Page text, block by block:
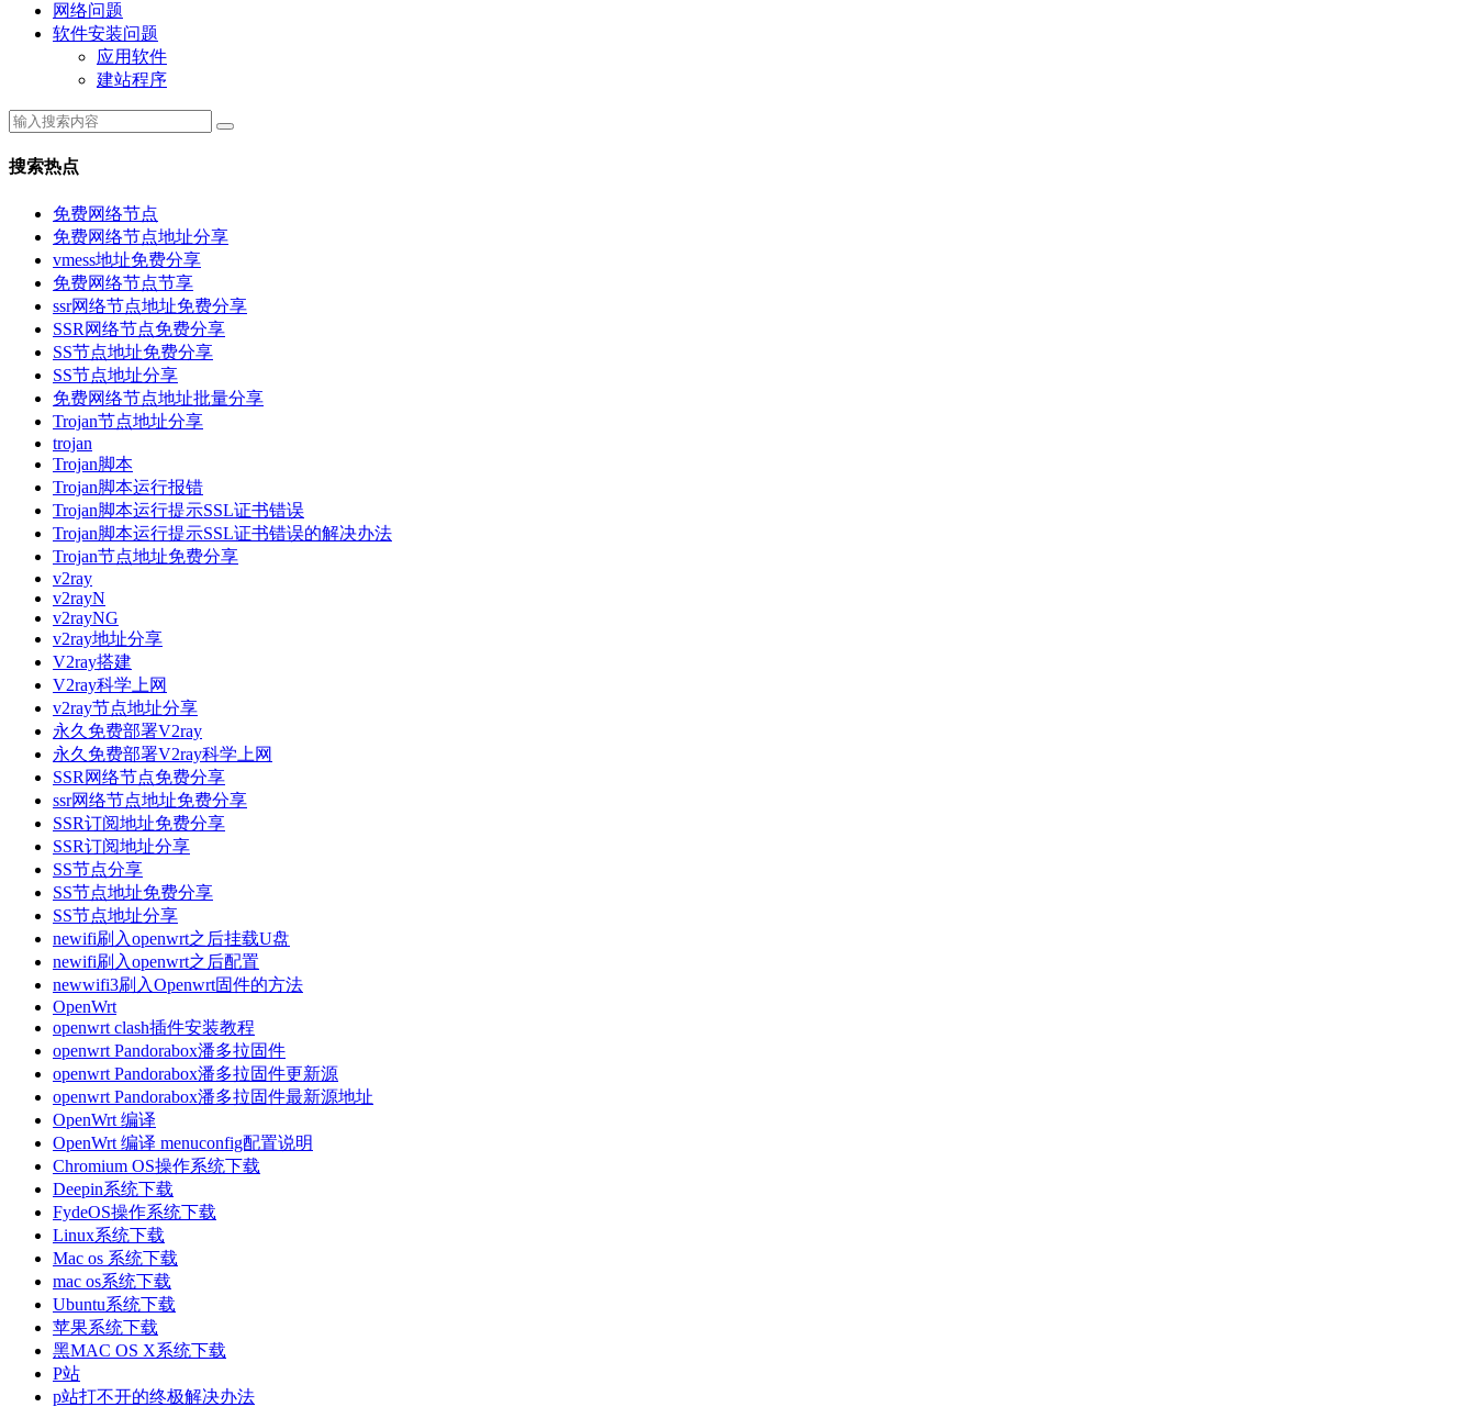
网络问题
软件安装问题
应用软件
建站程序
搜索热点
免费网络节点
免费网络节点地址分享
vmess地址免费分享
免费网络节点节享
ssr网络节点地址免费分享
SSR网络节点免费分享
SS节点地址免费分享
SS节点地址分享
免费网络节点地址批量分享
Trojan节点地址分享
trojan
Trojan脚本
Trojan脚本运行报错
Trojan脚本运行提示SSL证书错误
Trojan脚本运行提示SSL证书错误的解决办法
Trojan节点地址免费分享
v2ray
v2rayN
v2rayNG
v2ray地址分享
V2ray搭建
V2ray科学上网
v2ray节点地址分享
永久免费部署V2ray
永久免费部署V2ray科学上网
SSR网络节点免费分享
ssr网络节点地址免费分享
SSR订阅地址免费分享
SSR订阅地址分享
SS节点分享
SS节点地址免费分享
SS节点地址分享
newifi刷入openwrt之后挂载U盘
newifi刷入openwrt之后配置
newwifi3刷入Openwrt固件的方法
OpenWrt
openwrt clash插件安装教程
openwrt Pandorabox潘多拉固件
openwrt Pandorabox潘多拉固件更新源
openwrt Pandorabox潘多拉固件最新源地址
OpenWrt 编译
OpenWrt 编译 menuconfig配置说明
Chromium OS操作系统下载
Deepin系统下载
FydeOS操作系统下载
Linux系统下载
Mac os 系统下载
mac os系统下载
Ubuntu系统下载
苹果系统下载
黑MAC OS X系统下载
P站
p站打不开的终极解决办法